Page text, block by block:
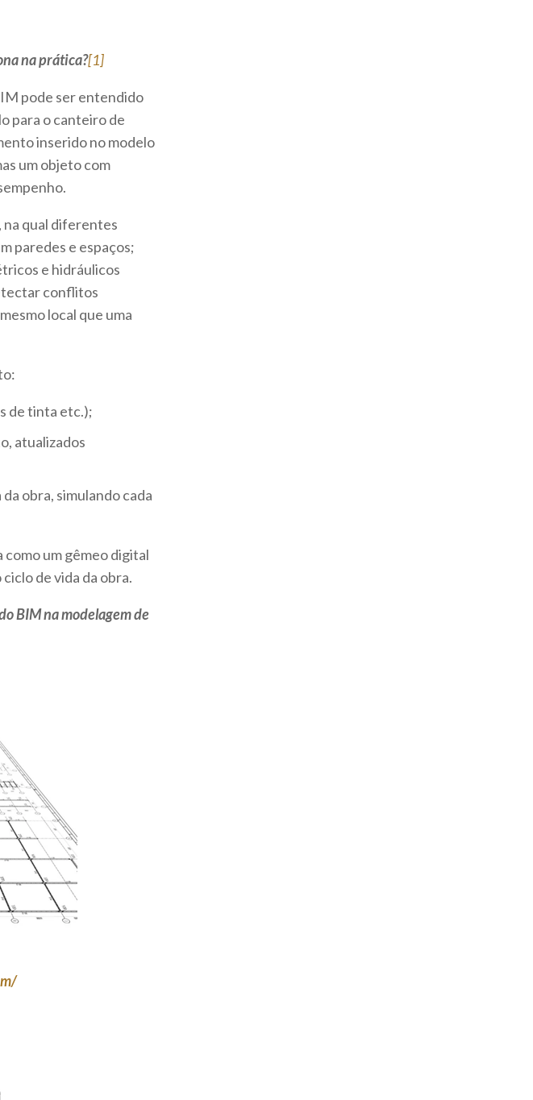
na prática?[1]
pode ser entendido
para o canteiro de
inserido no modelo
um objeto com
na qual diferentes
paredes e espaços;
e hidráulicos
conflitos
local que uma
de tinta etc.);
atualizados
obra, simulando cada
como um gêmeo digital
de vida da obra.
BIM na modelagem de